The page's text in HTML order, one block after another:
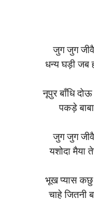
जुग जुग जीवै
धन्य घड़ी जब
नूपुर बाँधि
पकड़े
जुग जुग जीवै
यशोदा मैया
भूख प्यास कछु
चाहे जितनी